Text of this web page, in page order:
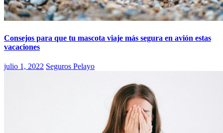
Consejos para que tu mascota viaje más segura en avión estas
vacaciones
julio 1, 2022 Seguros Pelayo